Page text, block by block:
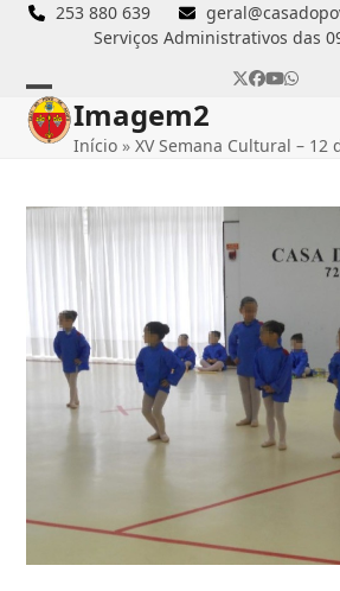
Skip
253 880 639
Serviços Administrativos das
Twitter
Facebook
YouTube
Open
mobile
Close
mobile
Imagem2
Início »XV Semana Cultural – 12